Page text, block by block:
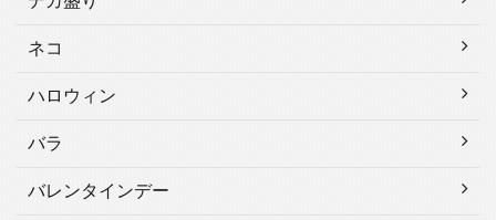
ネコ
ハロウィン
バラ
バレンタインデー